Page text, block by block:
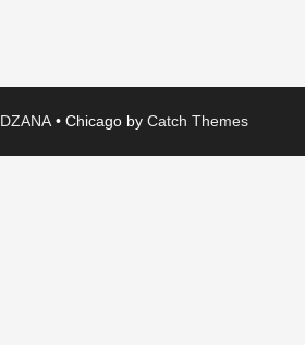
DZANA• Chicago by Catch Themes